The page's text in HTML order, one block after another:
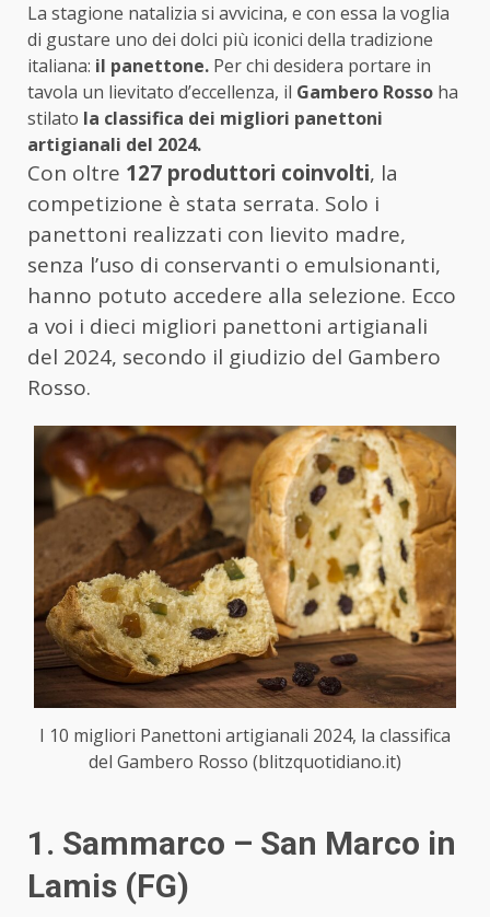
La stagione natalizia si avvicina, e con essa la voglia
di gustare uno dei dolci più iconici della tradizione
italiana: il panettone. Per chi desidera portare in
tavola un lievitato d’eccellenza, il Gambero Rosso ha
stilato la classifica dei migliori panettoni
artigianali del 2024.
Con oltre 127 produttori coinvolti, la
competizione è stata serrata. Solo i
panettoni realizzati con lievito madre,
senza l’uso di conservanti o emulsionanti,
hanno potuto accedere alla selezione. Ecco
a voi i dieci migliori panettoni artigianali
del 2024, secondo il giudizio del Gambero
Rosso.
I 10 migliori Panettoni artigianali 2024, la classifica
del Gambero Rosso (blitzquotidiano.it)
1. Sammarco – San Marco in
Lamis (FG)